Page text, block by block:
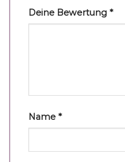
Deine Bewertung *
Name *